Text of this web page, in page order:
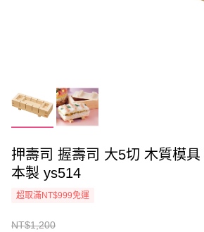
押壽司 握壽司 大5切 木質模具
本製 ys514
超取滿NT$999免運
NT$1,200